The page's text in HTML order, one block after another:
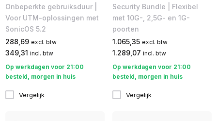
Onbeperkte gebruiksduur |
Voor UTM-oplossingen met
SonicOS 5.2
288,69 excl. btw
349,31 incl. btw
Op werkdagen voor 21:00
besteld, morgen in huis
Vergelijk
Security Bundle | Flexibel
met 10G-, 2,5G- en 1G-
poorten
1.065,35 excl. btw
1.289,07 incl. btw
Op werkdagen voor 21:00
besteld, morgen in huis
Vergelijk